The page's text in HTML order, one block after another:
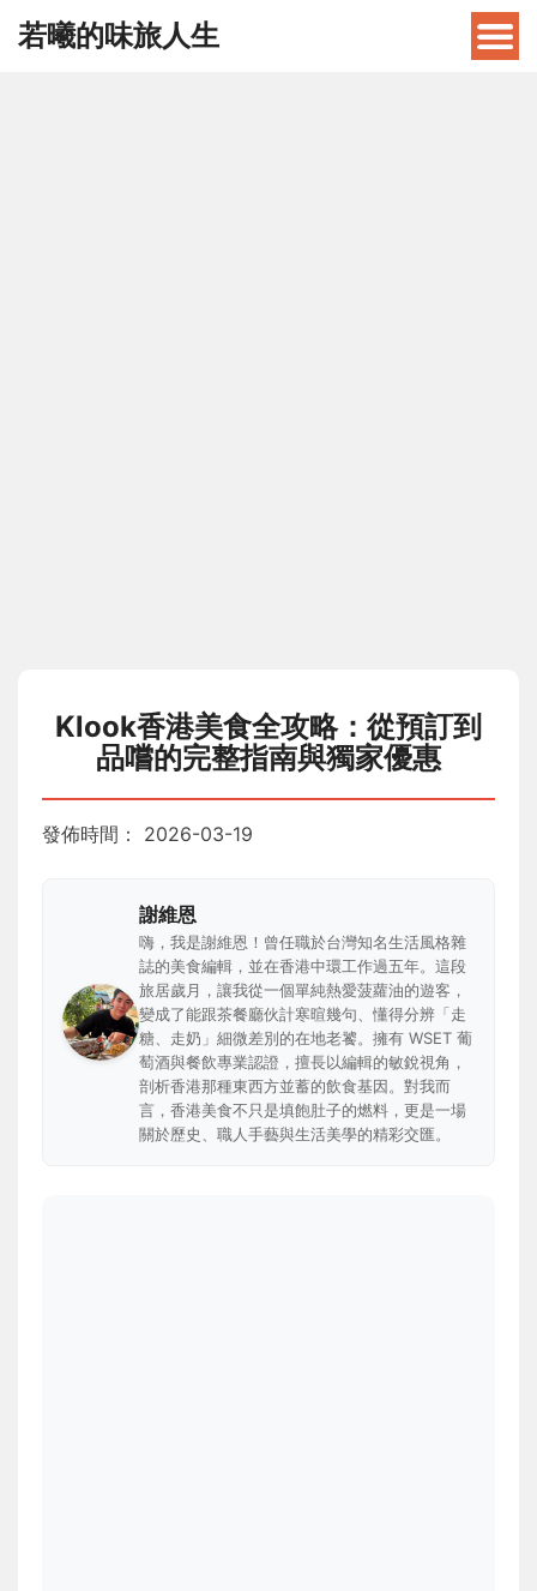
若曦的味旅人生
Klook香港美食全攻略：從預訂到
品嚐的完整指南與獨家優惠
發佈時間： 2026-03-19
謝維恩
嗨，我是謝維恩！曾任職於台灣知名生活風格雜
誌的美食編輯，並在香港中環工作過五年。這段
旅居歲月，讓我從一個單純熱愛菠蘿油的遊客，
變成了能跟茶餐廳伙計寒暄幾句、懂得分辨「走
糖、走奶」細微差別的在地老饕。擁有 WSET 葡
萄酒與餐飲專業認證，擅長以編輯的敏銳視角，
剖析香港那種東西方並蓄的飲食基因。對我而
言，香港美食不只是填飽肚子的燃料，更是一場
關於歷史、職人手藝與生活美學的精彩交匯。